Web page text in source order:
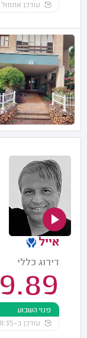
עודכן אתמול
אייל
דירוג כללי
9.89
פנוי השבוע
עודכן ב-11:35